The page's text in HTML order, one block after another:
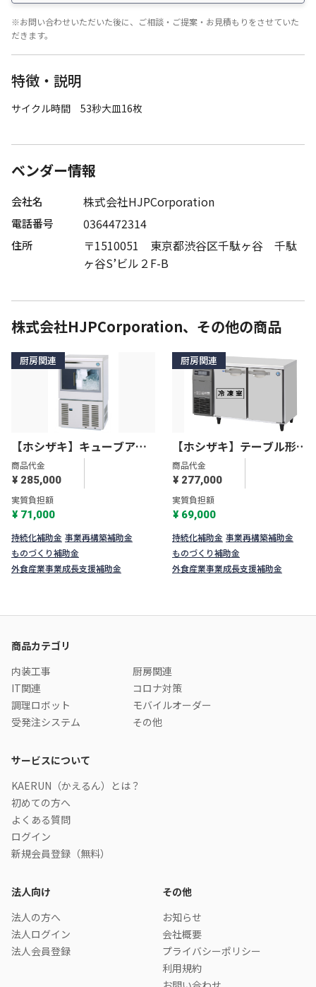
※お問い合わせいただいた後に、ご相談・ご提案・お見積もりをさせていた
だきます。
特徴・説明
サイクル時間 53秒大皿16枚
ベンダー情報
会社名 株式会社HJPCorporation
電話番号 0364472314
住所
〒1510051 東京都渋谷区千駄ヶ谷 千駄
ヶ谷S’ビル２F-B
株式会社HJPCorporation、その他の商品
厨房関連
【ホシザキ】キューブアイ
スメーカー スライド扉タイ
プ IM-35SM-2
商品代金
¥ 285,000
実質負担額
¥ 71,000
持続化補助金 事業再構築補助金
ものづくり補助金
外食産業事業成長支援補助金
厨房関連
【ホシザキ】テーブル形冷
凍冷蔵庫Ｇタイプ RFT-
120SNG-1
商品代金
¥ 277,000
実質負担額
¥ 69,000
持続化補助金 事業再構築補助金
ものづくり補助金
外食産業事業成長支援補助金
商品カテゴリ
内装工事
厨房関連
IT関連
コロナ対策
調理ロボット
モバイルオーダー
受発注システム
その他
サービスについて
KAERUN（かえるん）とは？
初めての方へ
よくある質問
ログイン
新規会員登録（無料）
法人向け
法人の方へ
法人ログイン
法人会員登録
その他
お知らせ
会社概要
プライバシーポリシー
利用規約